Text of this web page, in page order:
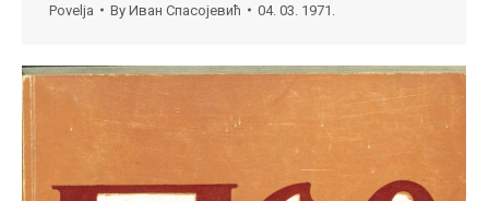
Povelja By Иван Спасојевић 04. 03. 1971.